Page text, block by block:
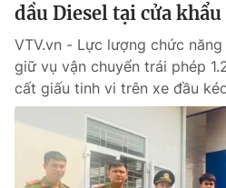
dầu Diesel tại cửa khẩu
VTV.vn - Lực lượng chức
giữ vụ vận chuyển trái phép
cất giấu tinh vi trên xe đầu